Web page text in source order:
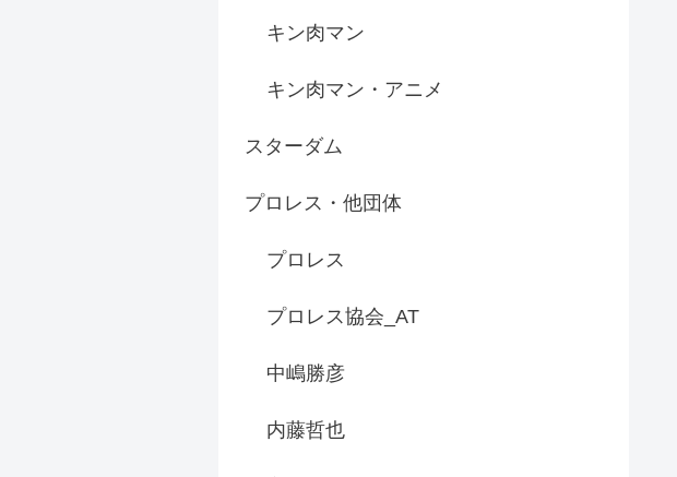
キン肉マン
キン肉マン・アニメ
スターダム
プロレス・他団体
プロレス
プロレス協会_AT
中嶋勝彦
内藤哲也